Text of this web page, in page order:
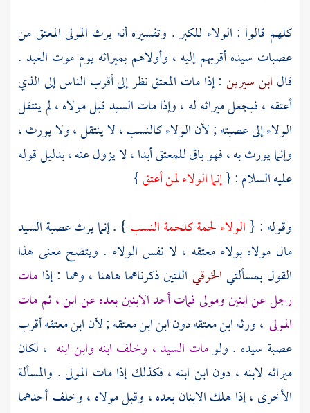
كلهم قالوا : الولاء للكبر . وتفسيره أنه يرث المولى المعتق من
عصبات سيده أقربهم إليه ، وأولاهم بميراثه يوم موت العبد .
قال ابن سيرين : إذا مات المعتق نظر إلى أقرب الناس إلى الذي
أعتقه ، فيجعل ميراثه له ، وإذا مات السيد قبل مولاه ، لم ينتقل
الولاء إلى عصبته ; لأن الولاء كالنسب ، لا ينتقل ، ولا يورث ،
وإنما يورث به ، فهو باق للمعتق أبدا ، لا يزول عنه ، بدليل قوله
عليه السلام : {إنما الولاء لمن أعتق}
وقوله : { الولاء لحمة كلحمة النسب } . إنما يرث عصبة السيد
مال مولاه بولاء معتقه ، لا نفس الولاء . ويتضح معنى هذا
القول بمسألتيالخرقي اللتين ذكرناهما هاهنا ، وهما : إذا مات
رجل عن ابنين ومولى فمات أحد الابنين بعده عن ابن ، ثم مات
المولى ، ورثه ابن معتقه دون ابن ابن معتقه ; لأن ابن معتقه أقرب
عصبة سيده . ولومات السيد ، وخلف ابنه وابن ابنه ، لكان
ميراثه لابنه ، دون ابن ابنه ، فكذلك إذا مات المولى . والمسألة
الأخرى ، إذا هلك الابنان بعده ، وقبل مولاه ، وخلف أحدهما